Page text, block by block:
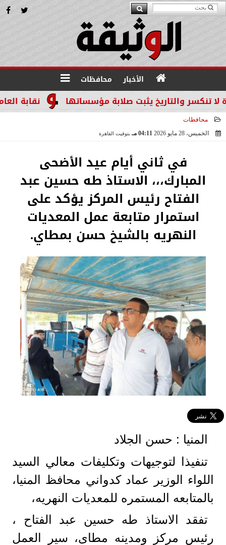
الأخبار محافظات
نقابة العاملين يثبت صلابة مؤسساتها
محافظات
الخميس، 28 مايو 2026
04:11 مـ بتوقيت القاهرة
في ثاني أيام عيد الأضحى
المبارك،،، الاستاذ طه حسين عبد
الفتاح رئيس المركز يؤكد على
استمرار متابعة عمل المعديات
النهريه بالشيخ حسن بمطاي.
المنيا : حسن الجلاد
تنفيذا لتوجيهات وتكليفات معالي السيد
اللواء الوزير عماد كدواني محافظ المنيا،
بالمتابعه المستمره للمعديات النهريه،
تفقد الاستاذ طه حسين عبد الفتاح ،
رئيس مركز ومدينه مطاى، سير العمل